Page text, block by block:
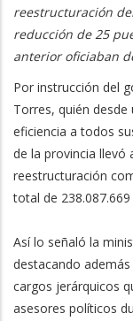
reestructuración
reducción de 25
anterior oficiaban
Por instrucción del
Torres, quién
eficiencia a todos
de la provincia llevó
reestructuración
total de
Así lo señaló la
destacando
cargos jerárquicos
asesores políticos